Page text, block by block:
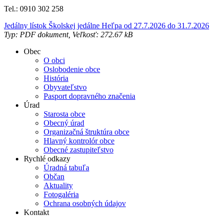
Tel.: 0910 302 258
Jedálny lístok Školskej jedálne Heľpa od 27.7.2026 do 31.7.2026
Typ: PDF dokument, Veľkosť: 272.67 kB
Obec
O obci
Oslobodenie obce
História
Obyvateľstvo
Pasport dopravného značenia
Úrad
Starosta obce
Obecný úrad
Organizačná štruktúra obce
Hlavný kontrolór obce
Obecné zastupiteľstvo
Rychlé odkazy
Úradná tabuľa
Občan
Aktuality
Fotogaléria
Ochrana osobných údajov
Kontakt